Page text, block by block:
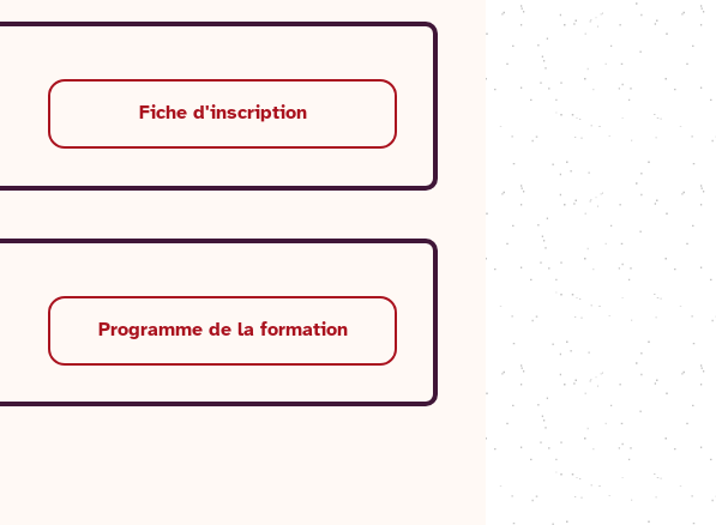
Fiche d'inscription
Programme de la formation